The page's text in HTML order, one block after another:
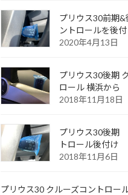
プリウス30前期&
ントロールを後付
2020年4月13日
プリウス30後期
ロール 横浜から
2018年11月18日
プリウス30後期
トロール後付け
2018年11月6日
プリウス30 クルーズコントロー